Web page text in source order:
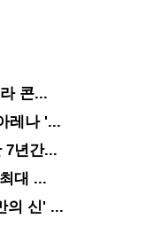
콘...
레나 '...
7년간...
대 ...
의 신' ...